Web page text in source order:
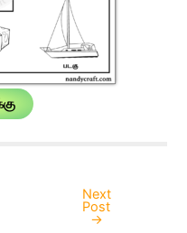
Next
Post
→